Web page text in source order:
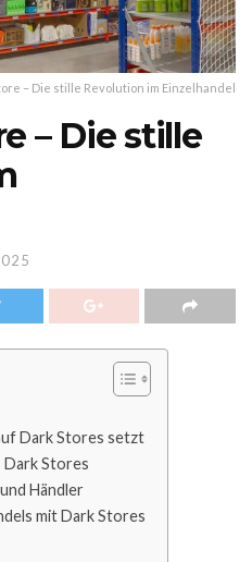
– Die stille Revolution im Einzelhandel
– Die stille
Dark Stores setzt
Dark Stores
Händler
mit Dark Stores